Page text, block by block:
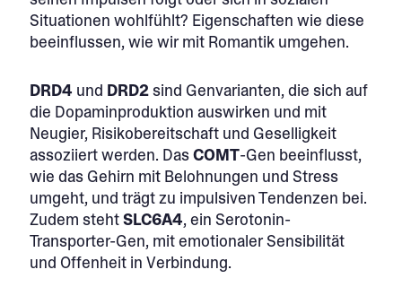
Situationen wohlfühlt? Eigenschaften wie diese
beeinflussen, wie wir mit Romantik umgehen.
DRD4 und DRD2sind Genvarianten, die sich auf
die Dopaminproduktion auswirken und mit
Neugier, Risikobereitschaft und Geselligkeit
assoziiert werden. DasCOMT-Gen beeinflusst,
wie das Gehirn mit Belohnungen und Stress
umgeht, und trägt zu impulsiven Tendenzen bei.
Zudem stehtSLC6A4, ein Serotonin-
Transporter-Gen, mit emotionaler Sensibilität
und Offenheit in Verbindung.